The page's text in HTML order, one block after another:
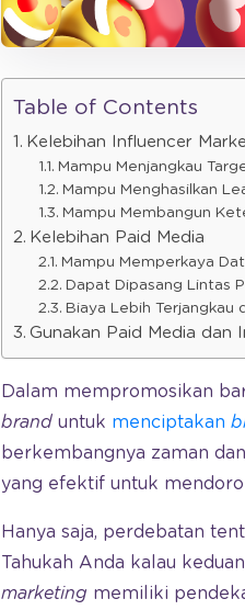
Table of Contents
Kelebihan Influencer
Mampu Menjangkau
Mampu Menghasilkan
Mampu Membangun
Kelebihan Paid Media
Mampu Memperkaya
Dapat Dipasang Lintas
Biaya Lebih Terjangkau
Gunakan Paid Media dan
Dalam mempromosikan
brand untuk menciptakan
berkembangnya zaman
yang efektif untuk
Hanya saja, perdebatan
Tahukah Anda kalau
marketing memiliki